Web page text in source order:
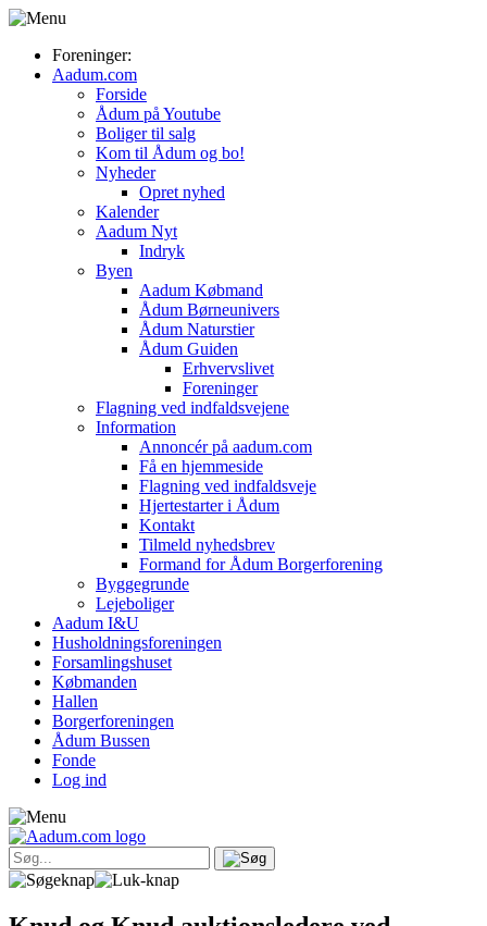
Foreninger:
Aadum.com
Forside
Ådum på Youtube
Boliger til salg
Kom til Ådum og bo!
Nyheder
Opret nyhed
Kalender
Aadum Nyt
Indryk
Byen
Aadum Købmand
Ådum Børneunivers
Ådum Naturstier
Ådum Guiden
Erhvervslivet
Foreninger
Flagning ved indfaldsvejene
Information
Annoncér på aadum.com
Få en hjemmeside
Flagning ved indfaldsveje
Hjertestarter i Ådum
Kontakt
Tilmeld nyhedsbrev
Formand for Ådum Borgerforening
Byggegrunde
Lejeboliger
Aadum I&U
Husholdningsforeningen
Forsamlingshuset
Købmanden
Hallen
Borgerforeningen
Ådum Bussen
Fonde
Log ind